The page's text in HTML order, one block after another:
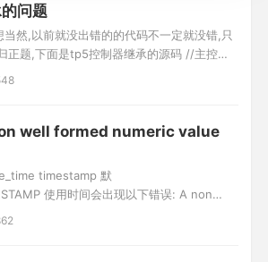
问题
当然,以前就没出错的的代码不一定就没错,只
正题,下面是tp5控制器继承的源码 //主控制
well formed numeric value
timestamp 默
使用时间会出现以下错误: A non
value encountered 这是因为tp5框架会